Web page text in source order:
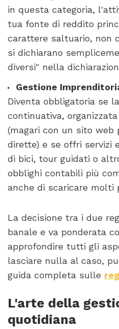
in questa categoria,
tua fonte di reddito
carattere saltuario, non
si dichiarano
diversi" nella
Gestione
Diventa obbligatoria se
continuativa,
(magari con un sito web
dirette) e se offri servizi
di bici, tour guidati o
obblighi contabili più
anche di scaricare molti
La decisione tra i due
banale e va ponderata
approfondire tutti gli
lasciare nulla al caso,
guida completa sulle
L'arte della
quotidiana